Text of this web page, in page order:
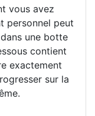
vous avez
personnel peut
une botte
contient
exactement
sur la